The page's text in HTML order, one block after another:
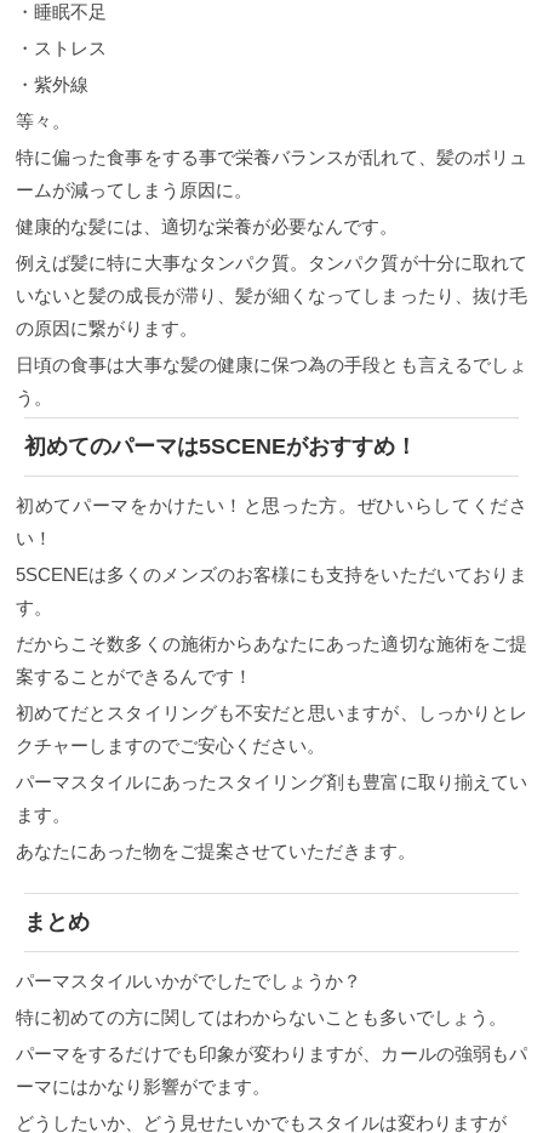
・睡眠不足
・ストレス
・紫外線
等々。
特に偏った食事をする事で栄養バランスが乱れて、髪のボリュ
ームが減ってしまう原因に。
健康的な髪には、適切な栄養が必要なんです。
例えば髪に特に大事なタンパク質。タンパク質が十分に取れて
いないと髪の成長が滞り、髪が細くなってしまったり、抜け毛
の原因に繋がります。
日頃の食事は大事な髪の健康に保つ為の手段とも言えるでしょ
う。
初めてのパーマは5SCENEがおすすめ！
初めてパーマをかけたい！と思った方。ぜひいらしてくださ
い！
5SCENEは多くのメンズのお客様にも支持をいただいておりま
す。
だからこそ数多くの施術からあなたにあった適切な施術をご提
案することができるんです！
初めてだとスタイリングも不安だと思いますが、しっかりとレ
クチャーしますのでご安心ください。
パーマスタイルにあったスタイリング剤も豊富に取り揃えてい
ます。
あなたにあった物をご提案させていただきます。
まとめ
パーマスタイルいかがでしたでしょうか？
特に初めての方に関してはわからないことも多いでしょう。
パーマをするだけでも印象が変わりますが、カールの強弱もパ
ーマにはかなり影響がでます。
どうしたいか、どう見せたいかでもスタイルは変わりますが